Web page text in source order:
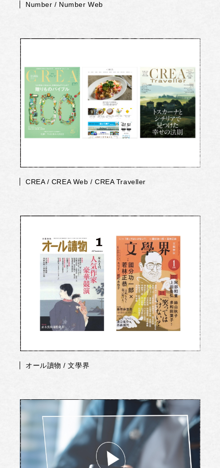
Number / Number Web
CREA / CREA Web / CREA Traveller
オール讀物 / 文學界